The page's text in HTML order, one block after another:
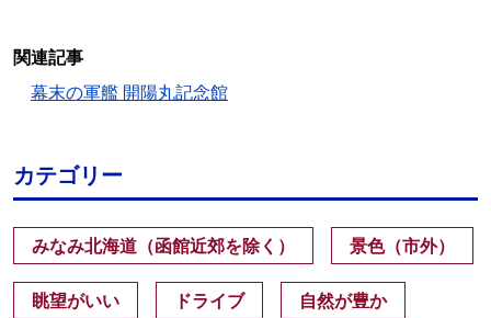
関連記事
幕末の軍艦 開陽丸記念館
カテゴリー
みなみ北海道（函館近郊を除く） 景色（市外）
眺望がいい ドライブ 自然が豊か